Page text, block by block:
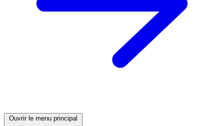
Ouvrir le menu principal